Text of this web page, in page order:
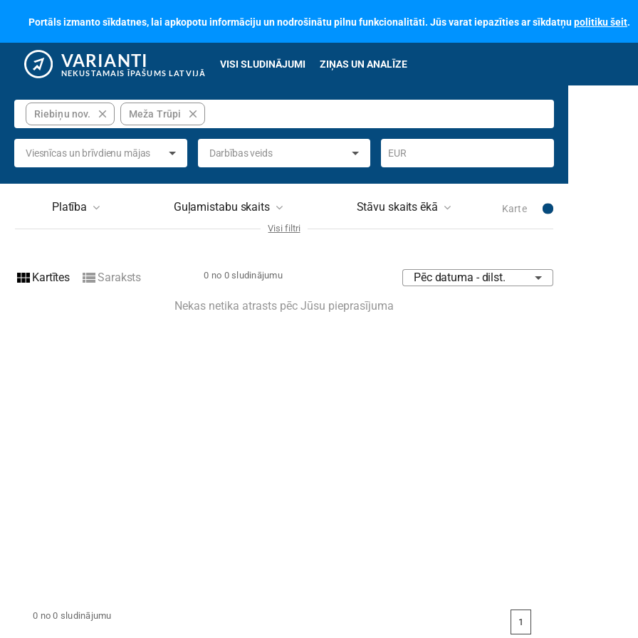
Portāls izmanto sīkdatnes, lai apkopotu informāciju un nodrošinātu pilnu funkcionalitāti. Jūs varat iepazīties ar sīkdatņupolitiku šeit.
VARIANTI
NEKUSTAMAIS ĪPAŠUMS LATVIJĀ
VISI SLUDINĀJUMI ZIŅAS UN ANALĪZE
Riebiņu nov. close Meža Trūpi close
Viesnīcas un brīvdienu mājas Darbības veids EUR
Platība Guļamistabu skaits Stāvu skaits ēkā Karte
nodoklis iepriekšējā
Visi filtri
view_module Kartītes view_listSaraksts 0 no 0 sludinājumu Pēc datuma - dilst.
Nekas netika atrasts pēc Jūsu pieprasījuma
0 no 0 sludinājumu
You're
on
1